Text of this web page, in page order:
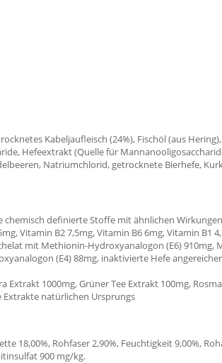
Kabeljaufleisch (24%), Fischöl (aus
Hefeextrakt (Quelle für
Natriumchlorid, getrocknete Bierhefe,
definierte Stoffe mit ähnlichen Wirkungen:
Vitamin B2 7,5mg, Vitamin B6 6mg, Vitamin B1
mit Methionin-Hydroxyanalogon (E6) 910mg,
(E4) 88mg, inaktivierte Hefe
Extrakt 1000mg, Grüner Tee Extrakt 100mg,
natürlichen Ursprungs
18,00%, Rohfaser 2,90%, Feuchtigkeit 9,00%,
900 mg/kg.